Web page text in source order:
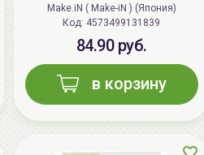
Bakuchiol Ceramide 10 Days
Face Mask
Make.iN ( Make-iN ) (Япония)
Код: 4573499131839
84.90 руб.
в корзину